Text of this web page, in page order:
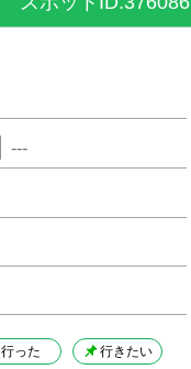
---
行った 行きたい